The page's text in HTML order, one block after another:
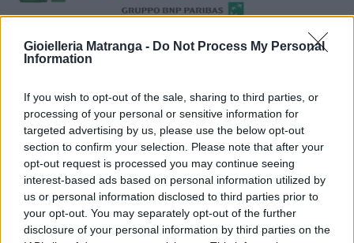
Gioielleria Matranga - Do Not Process My Personal
Information
If you wish to opt-out of the sale, sharing to third parties, or
processing of your personal or sensitive information for
targeted advertising by us, please use the below opt-out
section to confirm your selection. Please note that after your
opt-out request is processed you may continue seeing
interest-based ads based on personal information utilized by
us or personal information disclosed to third parties prior to
your opt-out. You may separately opt-out of the further
disclosure of your personal information by third parties on the
Politiche dei prezzi online
iRef:125
Google
4.8
Basato su 408 reviews